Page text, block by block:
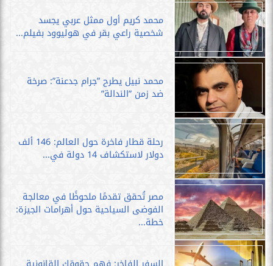
محمد كريم أول ممثل عربي يجسد
شخصية راعي بقر في هوليوود بفيلم...
محمد نبيل يطرح ”جرام جدعنة”: صرخة
ضد زمن ”الندالة”
رحلة قطار فاخرة حول العالم: 146 ألف
دولار لاستكشاف 14 دولة في...
مصر تُحقق تقدمًا ملحوظًا في معالجة
الفوضى السياحية حول أهرامات الجيزة:
خطة...